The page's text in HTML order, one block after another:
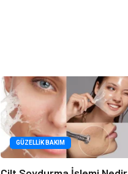
GÜZELLIK BAKIM